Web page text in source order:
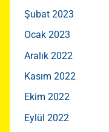
Şubat 2023
Ocak 2023
Aralık 2022
Kasım 2022
Ekim 2022
Eylül 2022